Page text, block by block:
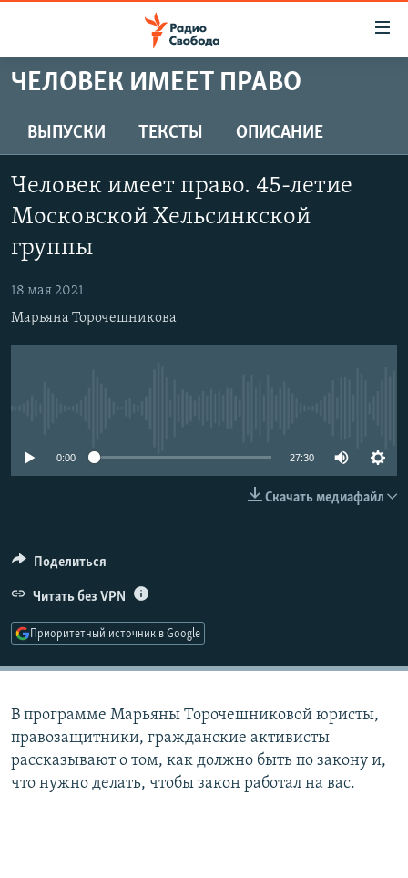
упрощенного
Вернуться
к
основному
содержанию
Вернутся
навигации
Вернутся
ПОДКАСТЫ
ЦИТАТЫ СВОБОДЫ
МНЕНИЯ
КУЛЬТУРА
IDEL.РЕАЛИИ
КАВКАЗ.РЕАЛИИ
ПОДПИШИТЕСЬ НА РАССЫЛКУ
Все сайты РСЕ/РС
ЧЕЛОВЕК ИМЕЕТ ПРАВО
ВЫПУСКИ ТЕКСТЫ ОПИСАНИЕ
Человек имеет право. 45-летие
Московской Хельсинкской
группы
18 мая 2021
Марьяна Торочешникова
0:00 27:30
Скачать медиафайл
Поделиться
Читать без VPN
Приоритетный источник в Google
В программе Марьяны Торочешниковой юристы,
правозащитники, гражданские активисты
рассказывают о том, как должно быть по закону и,
что нужно делать, чтобы закон работал на вас.